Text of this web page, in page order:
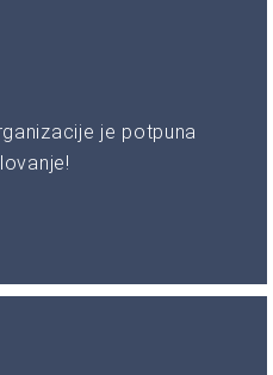
je potpuna